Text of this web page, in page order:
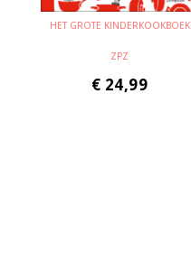
HET GROTE KINDERKOOKBOEK
ZPZ
€ 24,99